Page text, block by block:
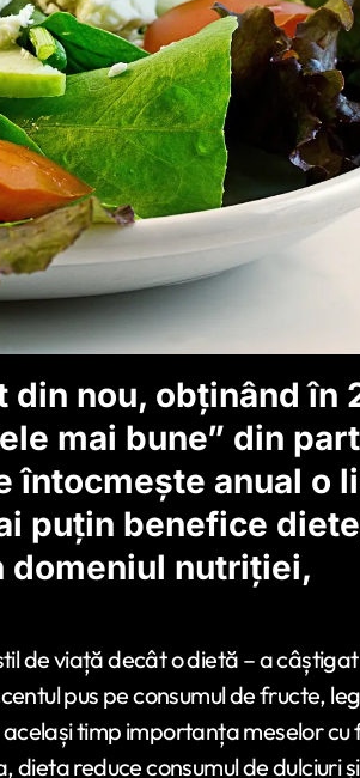
din nou, obținând în
mai bune” din
întocmește anual o
puțin benefice
nutriției,
de viață decât o dietă – a
pus pe consumul de fructe,
același timp importanța meselor cu
dieta reduce consumul de dulciuri și